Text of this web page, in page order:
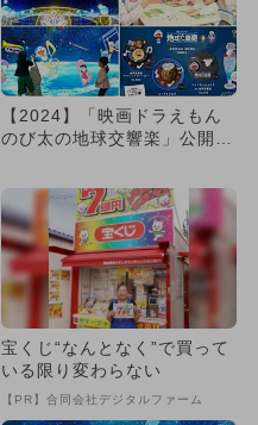
【2024】「映画ドラえもん
のび太の地球交響楽」公開記
宝くじ“なんとなく”で買って
いる限り変わらない
【PR】合同会社デジタルファーム